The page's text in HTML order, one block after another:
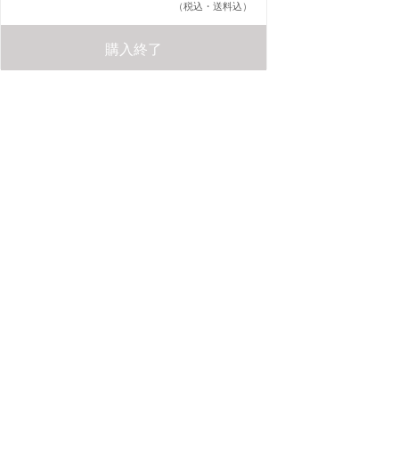
（税込・送料込）
購入終了